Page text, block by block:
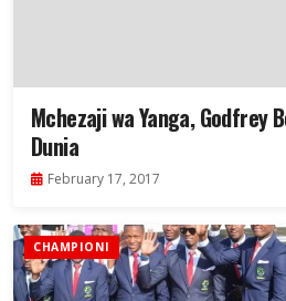
Mchezaji wa Yanga, Godfrey
Dunia
February 17, 2017
CHAMPIONI